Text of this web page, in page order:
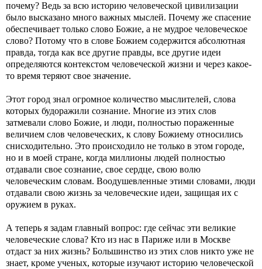
почему? Ведь за всю историю человеческой цивилизации
было высказано много важных мыслей. Почему же спасение
обеспечивает только слово Божие, а не мудрое человеческое
слово? Потому что в слове Божием содержится абсолютная
правда, тогда как все другие правды, все другие идеи
определяются контекстом человеческой жизни и через какое-
то время теряют свое значение.
Этот город знал огромное количество мыслителей, слова
которых будоражили сознание. Многие из этих слов
затмевали слово Божие, и люди, полностью пораженные
величием слов человеческих, к слову Божиему относились
снисходительно. Это происходило не только в этом городе,
но и в моей стране, когда миллионы людей полностью
отдавали свое сознание, свое сердце, свою волю
человеческим словам. Воодушевленные этими словами, люди
отдавали свою жизнь за человеческие идеи, защищая их с
оружием в руках.
А теперь я задам главный вопрос: где сейчас эти великие
человеческие слова? Кто из нас в Париже или в Москве
отдаст за них жизнь? Большинство из этих слов никто уже не
знает, кроме ученых, которые изучают историю человеческой